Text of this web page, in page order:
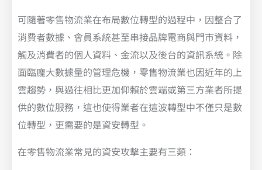
可隨著零售物流業在布局數位轉型的過程中，因整合了
消費者數據、會員系統甚至串接品牌電商與門市資料，
觸及消費者的個人資料、金流以及後台的資訊系統。除
面臨龐大數據量的管理危機，零售物流業也因近年的上
雲趨勢，與過往相比更加仰賴於雲端或第三方業者所提
供的數位服務，這也使得業者在這波轉型中不僅只是數
位轉型，更需要的是資安轉型。
在零售物流業常見的資安攻擊主要有三類：